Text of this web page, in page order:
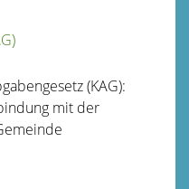
(KAG):
mit der